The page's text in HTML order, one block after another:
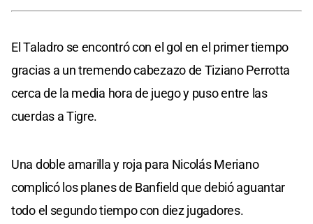
El Taladro se encontró con el gol en el primer tiempo
gracias a un tremendo cabezazo de Tiziano Perrotta
cerca de la media hora de juego y puso entre las
cuerdas a Tigre.
Una doble amarilla y roja para Nicolás Meriano
complicó los planes de Banfield que debió aguantar
todo el segundo tiempo con diez jugadores.